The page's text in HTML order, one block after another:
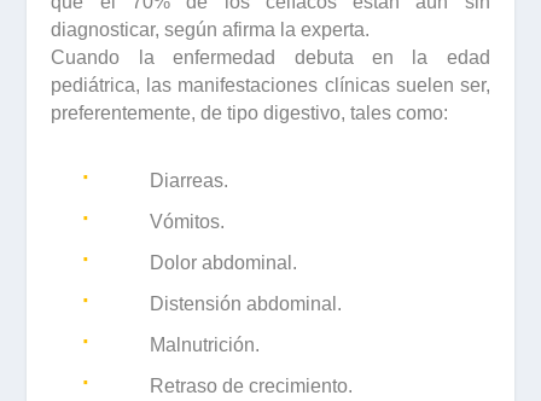
diagnosticar, según afirma la experta.
Cuando la enfermedad debuta en la edad
pediátrica, las manifestaciones clínicas suelen ser,
preferentemente, de tipo digestivo, tales como:
· Diarreas.
· Vómitos.
· Dolor abdominal.
· Distensión abdominal.
· Malnutrición.
· Retraso de crecimiento.